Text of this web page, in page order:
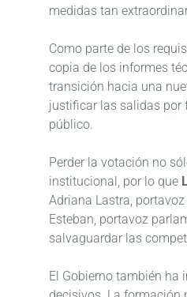
medidas tan
Como parte de los
copia de los informes
transición hacia una
justificar las salidas por
público.
Perder la votación no
institucional, por lo que
Adriana Lastra, portavoz
Esteban, portavoz
salvaguardar las
El Gobierno también ha